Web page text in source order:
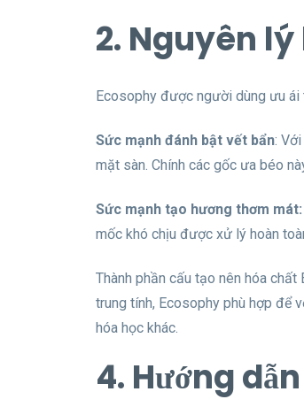
2. Nguyên
Ecosophy được người dùng ưu ái
Sức mạnh đánh bật vết bẩn:
mặt sàn. Chính các gốc ưa béo
Sức mạnh tạo hương thơm mát:
mốc khó chịu được xử lý hoàn
Thành phần cấu tạo nên hóa
trung tính, Ecosophy phù hợp để
hóa học khác.
4. Hướng